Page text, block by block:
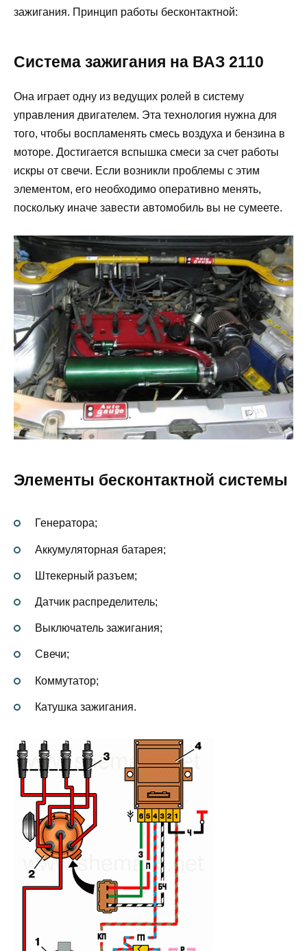
зажигания. Принцип работы бесконтактной:
Система зажигания на ВАЗ 2110
Она играет одну из ведущих ролей в систему
управления двигателем. Эта технология нужна для
того, чтобы воспламенять смесь воздуха и бензина в
моторе. Достигается вспышка смеси за счет работы
искры от свечи. Если возникли проблемы с этим
элементом, его необходимо оперативно менять,
поскольку иначе завести автомобиль вы не сумеете.
Элементы бесконтактной системы
Генератора;
Аккумуляторная батарея;
Штекерный разъем;
Датчик распределитель;
Выключатель зажигания;
Свечи;
Коммутатор;
Катушка зажигания.